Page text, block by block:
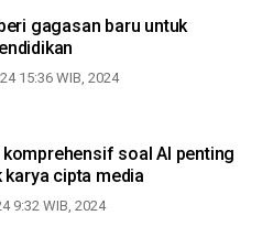
gagasan baru untuk
15:36 WIB, 2024
soal AI penting
karya cipta media
9:32 WIB, 2024